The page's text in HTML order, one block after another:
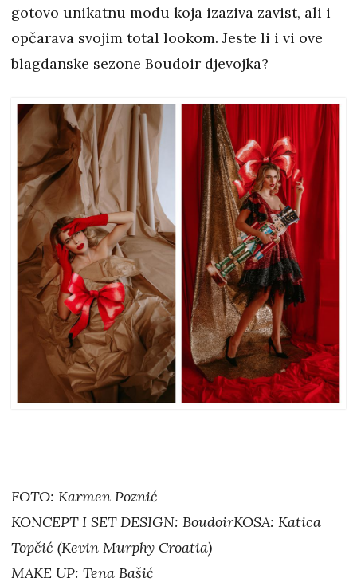
gotovo unikatnu modu koja izaziva zavist, ali i
opčarava svojim total lookom. Jeste li i vi ove
blagdanske sezone Boudoir djevojka?
FOTO: Karmen Poznić
KONCEPT I SET DESIGN: BoudoirKOSA: Katica
Topčić (Kevin Murphy Croatia)
MAKE UP: Tena Bašić